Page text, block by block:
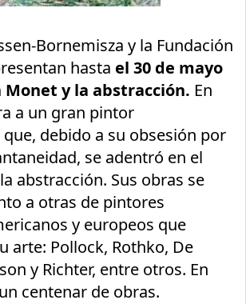
Bornemisza y la Fundación
hasta el 30 de mayo
Monet y la abstracción. En
a un gran pintor
debido a su obsesión por
se adentró en el
abstracción. Sus obras se
a otras de pintores
y europeos que
arte: Pollock, Rothko, De
y Richter, entre otros. En
centenar de obras.